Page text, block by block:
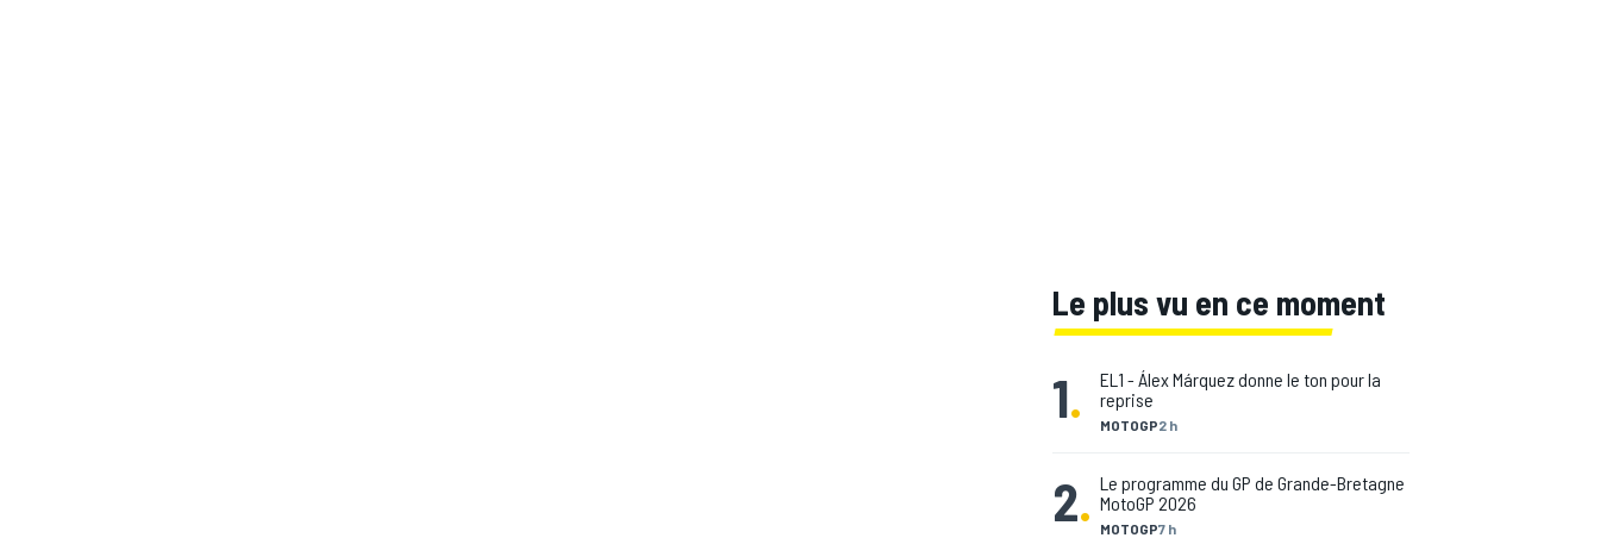
Le plus vu en ce moment
1. MOTOGP2 h
EL1 - Álex Márquez donne le ton pour la
reprise
2. MOTOGP7 h
Le programme du GP de Grande-Bretagne
MotoGP 2026